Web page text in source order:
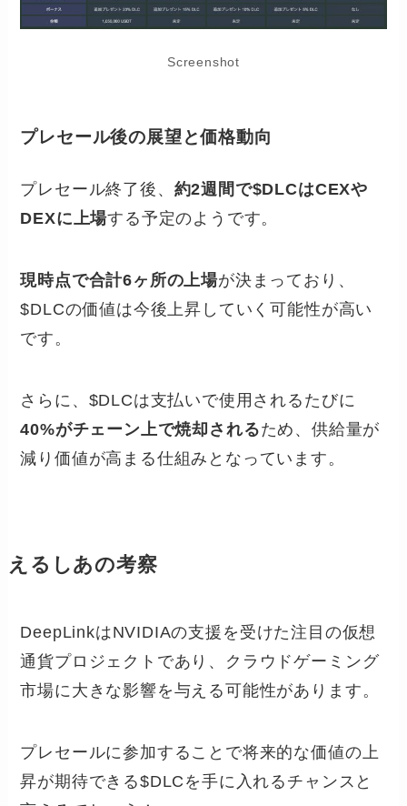
Screenshot
プレセール後の展望と価格動向
プレセール終了後、 約2週間で$DLCはCEXや
DEXに上場する予定のようです。
現時点で合計6ヶ所の上場が決まっており、
$DLCの価値は今後上昇していく可能性が高い
です。
さらに、$DLCは支払いで使用されるたびに
40%がチェーン上で焼却されるため、供給量が
減り価値が高まる仕組みとなっています。
えるしあの考察
DeepLinkはNVIDIAの支援を受けた注目の仮想
通貨プロジェクトであり、クラウドゲーミング
市場に大きな影響を与える可能性があります。
プレセールに参加することで将来的な価値の上
昇が期待できる$DLCを手に入れるチャンスと